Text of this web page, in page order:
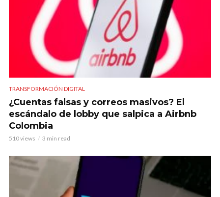
TRANSFORMACIÓN DIGITAL
¿Cuentas falsas y correos masivos? El
escándalo de lobby que salpica a Airbnb
Colombia
510 views 3 min read